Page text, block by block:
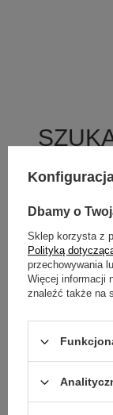
Jeśli nie
w naszym sklepie,
przesłać nam
musisz być
Dbamy o
Sklep korzysta z
Polityką
przechowywania
Więcej informacji
znaleźć także na